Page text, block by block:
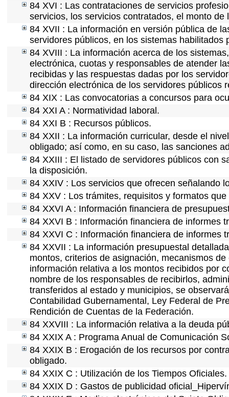
84 XVI : Las contrataciones de servicios
servicios, los servicios contratados, el monto
84 XVII : La información en versión pública de
servidores públicos, en los sistemas habilitados
84 XVIII : La información acerca de los
electrónica, cuotas y responsables de atender
recibidas y las respuestas dadas por los
dirección electrónica de los servidores públicos
84 XIX : Las convocatorias a concursos para
84 XXI A : Normatividad laboral.
84 XXI B : Recursos públicos.
84 XXII : La información curricular, desde el
obligado; así como, en su caso, las sanciones
84 XXIII : El listado de servidores públicos con
la disposición.
84 XXIV : Los servicios que ofrecen señalando
84 XXV : Los trámites, requisitos y formatos que
84 XXVI A : Información financiera de
84 XXVI B : Información financiera de informes
84 XXVI C : Información financiera de informes
84 XXVII : La información presupuestal
montos, criterios de asignación, mecanismos
información relativa a los montos recibidos por
nombre de los responsables de recibirlos,
transferidos al estado y municipios, se
Contabilidad Gubernamental, Ley Federal de
Rendición de Cuentas de la Federación.
84 XXVIII : La información relativa a la deuda
84 XXIX A : Programa Anual de Comunicación
84 XXIX B : Erogación de los recursos por
obligado.
84 XXIX C : Utilización de los Tiempos Oficiales.
84 XXIX D : Gastos de publicidad